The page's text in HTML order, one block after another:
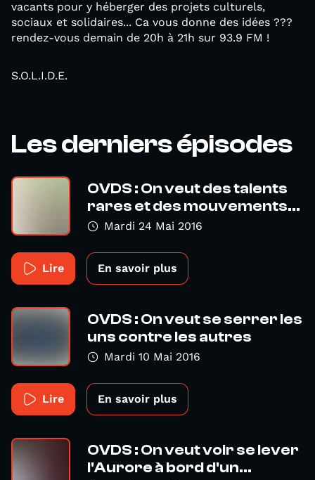
vacants pour y héberger des projets culturels,
sociaux et solidaires... Ca vous donne des idées ???
rendez-vous demain de 20h à 21h sur 93.9 FM !
S.O.L.I.D.E.
Les derniers épisodes
OVDS : On veut des talents
rares et des mouvements...
Mardi 24 Mai 2016
Lire En savoir plus
OVDS : On veut se serrer les
uns contre les autres
Mardi 10 Mai 2016
Lire En savoir plus
OVDS : On veut voir se lever
l'Aurore à bord d'un...